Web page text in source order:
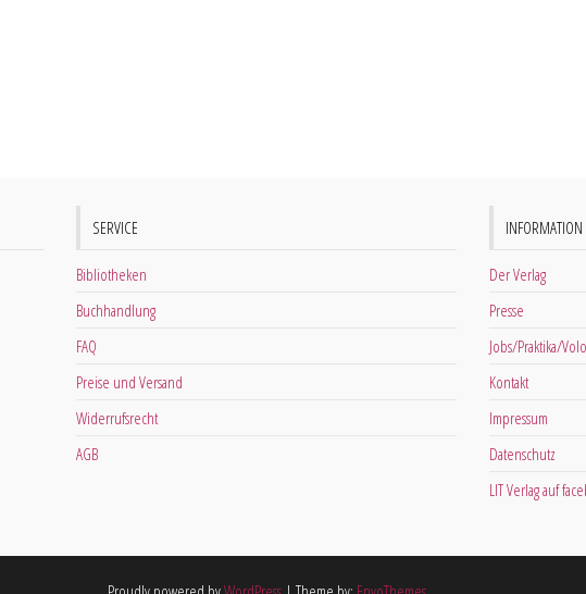
SERVICE
Bibliotheken
Buchhandlung
FAQ
Preise und Versand
Widerrufsrecht
AGB
INFORMATION
Der Verlag
Presse
Jobs/Praktika/
Kontakt
Impressum
Datenschutz
LIT Verlag auf